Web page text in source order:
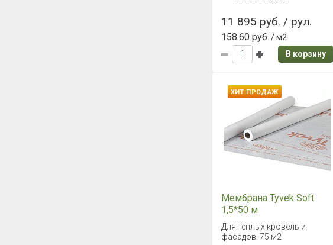
11 895 руб. / рул.
158.60 руб. / м2
В корзину
ХИТ ПРОДАЖ
Мембрана Tyvek Soft
1,5*50 м
Для теплых кровель и
фасадов. 75 м2